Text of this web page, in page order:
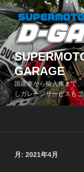
コ
ン
テ
ン
ツ
へ
ス
キ
ッ
GARAGE
国産車から輸入車まで
しガレージサービスも
月: 2021年4月